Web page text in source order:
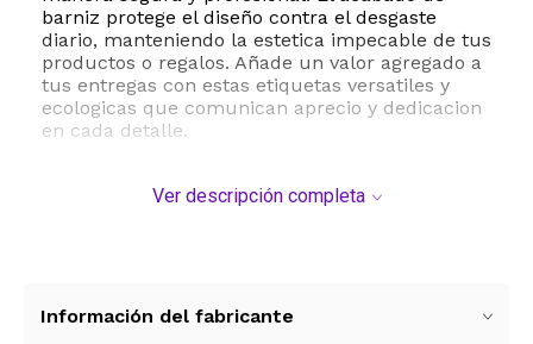
barniz protege el diseño contra el desgaste
diario, manteniendo la estetica impecable de tus
productos o regalos. Añade un valor agregado a
tus entregas con estas etiquetas versatiles y
ecologicas que comunican aprecio y dedicacion
en cada detalle.
MARCO DEL SERVICIO "PUERTA A PUERTA" QUE
DESPUES DE SU COMPRA.
Ver descripción completa
Información del fabricante